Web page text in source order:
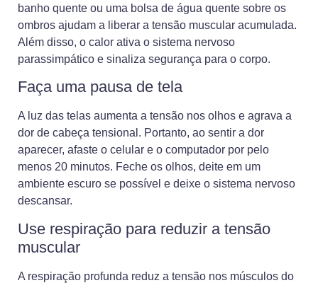
banho quente ou uma bolsa de água quente sobre os
ombros ajudam a liberar a tensão muscular acumulada.
Além disso, o calor ativa o sistema nervoso
parassimpático e sinaliza segurança para o corpo.
Faça uma pausa de tela
A luz das telas aumenta a tensão nos olhos e agrava a
dor de cabeça tensional. Portanto, ao sentir a dor
aparecer, afaste o celular e o computador por pelo
menos 20 minutos. Feche os olhos, deite em um
ambiente escuro se possível e deixe o sistema nervoso
descansar.
Use respiração para reduzir a tensão
muscular
A respiração profunda reduz a tensão nos músculos do